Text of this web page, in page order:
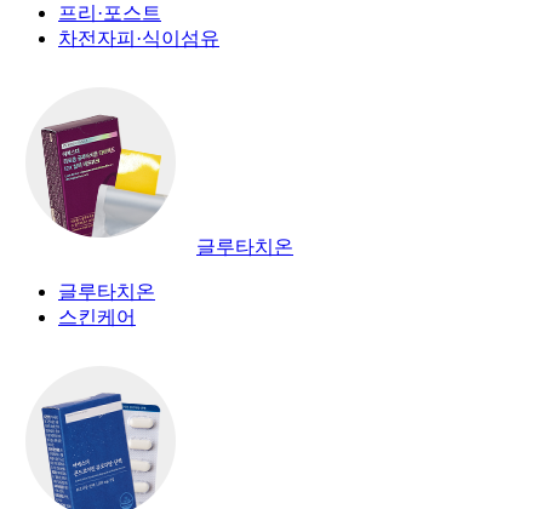
프리·포스트
차전자피·식이섬유
글루타치온
글루타치온
스킨케어